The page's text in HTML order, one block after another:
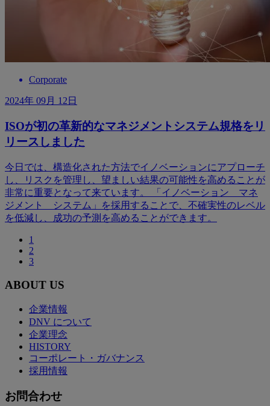
Corporate
2024年 09月 12日
ISOが初の革新的なマネジメントシステム規格をリ
リースしました
今日では、構造化された方法でイノベーションにアプローチ
し、リスクを管理し、望ましい結果の可能性を高めることが
非常に重要となって来ています。 「イノベーション マネ
ジメント システム」を採用することで、不確実性のレベル
を低減し、成功の予測を高めることができます。
1
2
3
ABOUT US
企業情報
DNV について
企業理念
HISTORY
コーポレート・ガバナンス
採用情報
お問合わせ